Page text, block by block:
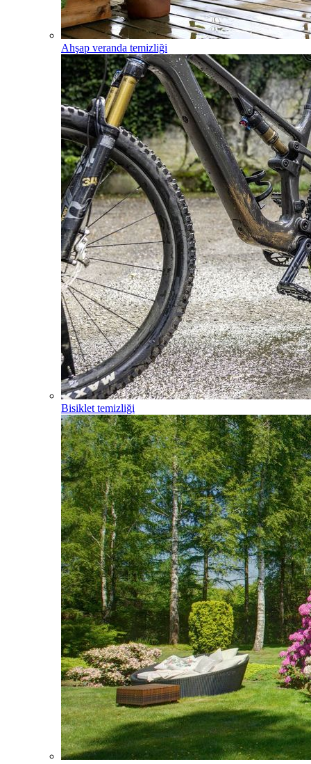
Ahşap veranda temizliği
Bisiklet temizliği